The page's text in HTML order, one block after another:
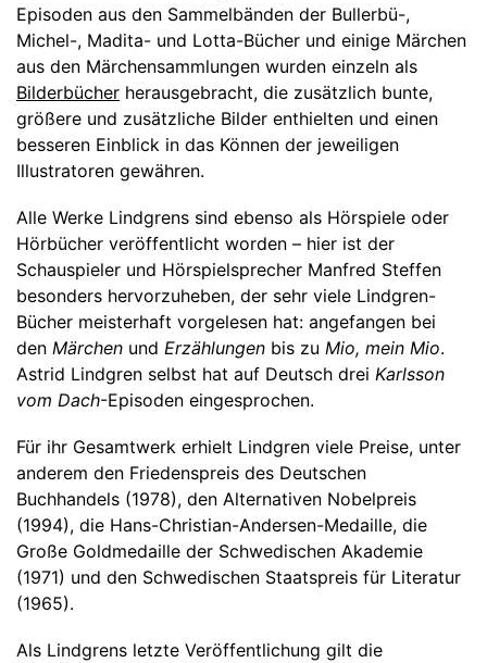
Episoden aus den Sammelbänden der Bullerbü-,
Michel-, Madita- und Lotta-Bücher und einige Märchen
aus den Märchensammlungen wurden einzeln als
Bilderbücher herausgebracht, die zusätzlich bunte,
größere und zusätzliche Bilder enthielten und einen
besseren Einblick in das Können der jeweiligen
Illustratoren gewähren.
Alle Werke Lindgrens sind ebenso als Hörspiele oder
Hörbücher veröffentlicht worden – hier ist der
Schauspieler und Hörspielsprecher Manfred Steffen
besonders hervorzuheben, der sehr viele Lindgren-
Bücher meisterhaft vorgelesen hat: angefangen bei
den Märchen und Erzählungen bis zu Mio, mein Mio.
Astrid Lindgren selbst hat auf Deutsch drei Karlsson
vom Dach-Episoden eingesprochen.
Für ihr Gesamtwerk erhielt Lindgren viele Preise, unter
anderem den Friedenspreis des Deutschen
Buchhandels (1978), den Alternativen Nobelpreis
(1994), die Hans-Christian-Andersen-Medaille, die
Große Goldmedaille der Schwedischen Akademie
(1971) und den Schwedischen Staatspreis für Literatur
(1965).
Als Lindgrens letzte Veröffentlichung gilt die